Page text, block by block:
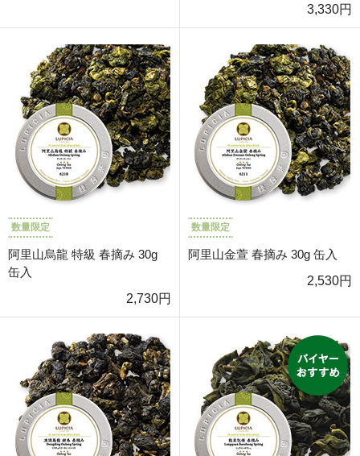
3,330円
数量限定
阿里山烏龍 特級 春摘み 30g
缶入
2,730円
数量限定
阿里山金萱 春摘み 30g 缶入
2,530円